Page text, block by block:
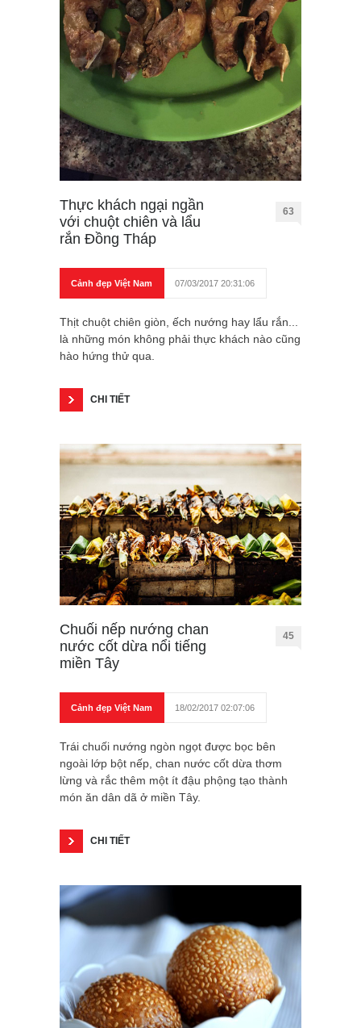
Thực khách ngại ngần
với chuột chiên và lẩu
rắn Đồng Tháp
63
Cảnh đẹp Việt Nam 07/03/2017 20:31:06
Thịt chuột chiên giòn, ếch nướng hay lẩu rắn...
là những món không phải thực khách nào cũng
hào hứng thử qua.
CHI TIẾT
Chuối nếp nướng chan
nước cốt dừa nổi tiếng
miền Tây
45
Cảnh đẹp Việt Nam 18/02/2017 02:07:06
Trái chuối nướng ngòn ngọt được bọc bên
ngoài lớp bột nếp, chan nước cốt dừa thơm
lừng và rắc thêm một ít đậu phộng tạo thành
món ăn dân dã ở miền Tây.
CHI TIẾT